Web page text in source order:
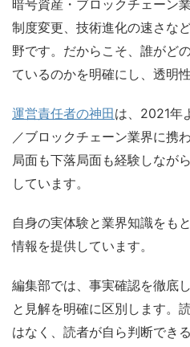
暗号資産・ブロックチェーン
制度変更、技術進化の速さな
野です。だからこそ、誰がど
ているのかを明確にし、透明
運営責任者の神田は、2021年
／ブロックチェーン業界に携
局面も下落局面も経験しなが
しています。
自身の実体験と業界知識をも
情報を提供しています。
編集部では、事実確認を徹底
と見解を明確に区別します。
はなく、読者が自ら判断でき